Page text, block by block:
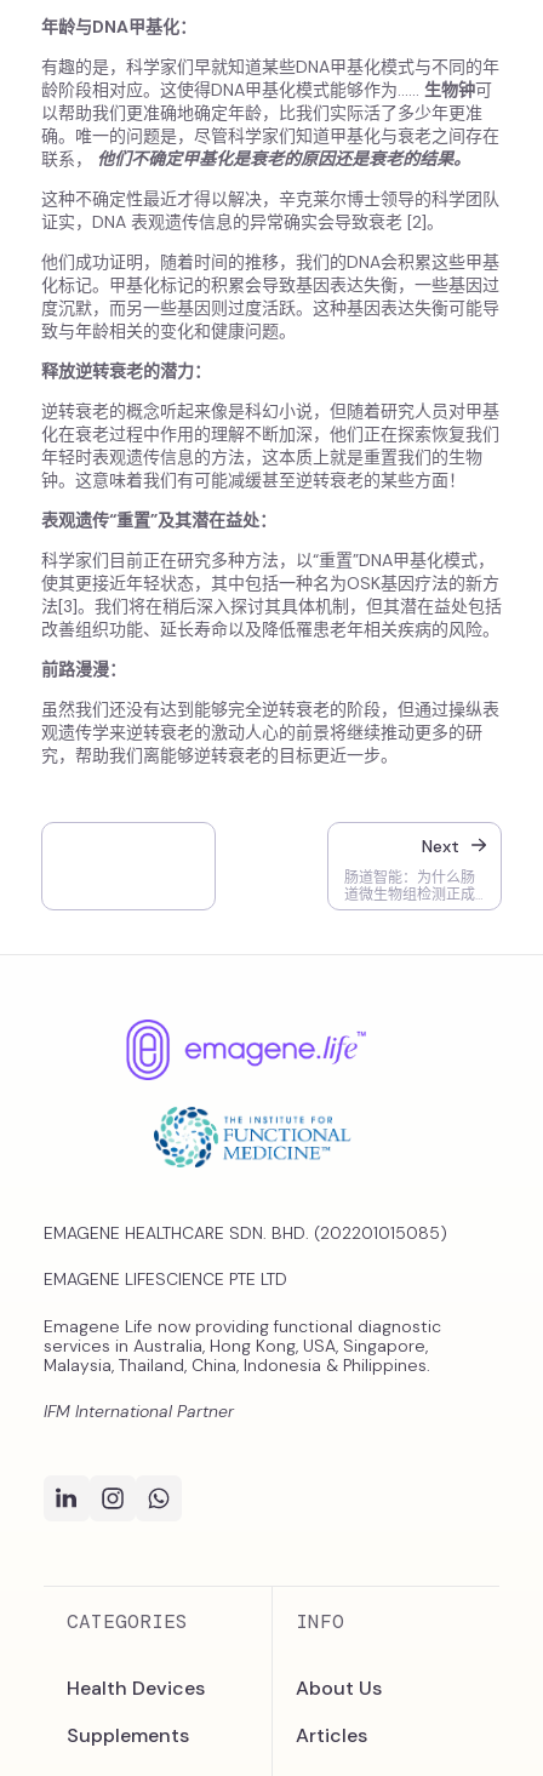
年龄与DNA甲基化：
有趣的是，科学家们早就知道某些DNA甲基化模式与不同的年
龄阶段相对应。这使得DNA甲基化模式能够作为…… 生物钟可
以帮助我们更准确地确定年龄，比我们实际活了多少年更准
确。唯一的问题是，尽管科学家们知道甲基化与衰老之间存在
联系，
他们不确定甲基化是衰老的原因还是衰老的结果。
这种不确定性最近才得以解决，辛克莱尔博士领导的科学团队
证实，DNA 表观遗传信息的异常确实会导致衰老 [2]。
他们成功证明，随着时间的推移，我们的DNA会积累这些甲基
化标记。甲基化标记的积累会导致基因表达失衡，一些基因过
度沉默，而另一些基因则过度活跃。这种基因表达失衡可能导
致与年龄相关的变化和健康问题。
释放逆转衰老的潜力：
逆转衰老的概念听起来像是科幻小说，但随着研究人员对甲基
化在衰老过程中作用的理解不断加深，他们正在探索恢复我们
年轻时表观遗传信息的方法，这本质上就是重置我们的生物
钟。这意味着我们有可能减缓甚至逆转衰老的某些方面！
表观遗传“重置”及其潜在益处：
科学家们目前正在研究多种方法，以“重置”DNA甲基化模式，
使其更接近年轻状态，其中包括一种名为OSK基因疗法的新方
法[3]。我们将在稍后深入探讨其具体机制，但其潜在益处包括
改善组织功能、延长寿命以及降低罹患老年相关疾病的风险。
前路漫漫：
虽然我们还没有达到能够完全逆转衰老的阶段，但通过操纵表
观遗传学来逆转衰老的激动人心的前景将继续推动更多的研
究，帮助我们离能够逆转衰老的目标更近一步。
Next
肠道智能：为什么肠
道微生物组检测正成
为焦点
EMAGENE HEALTHCARE SDN. BHD. (202201015085)
EMAGENE LIFESCIENCE PTE LTD
Emagene Life now providing functional diagnostic
services in Australia, Hong Kong, USA, Singapore,
Malaysia, Thailand, China, Indonesia & Philippines.
IFM International Partner
CATEGORIES
Health Devices
Supplements
INFO
About Us
Articles